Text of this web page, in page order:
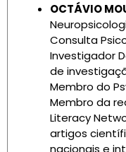
OCTÁVIO
Consulta
Investigador
de
Membro do
Membro da
Literacy
artigos
nacionais e